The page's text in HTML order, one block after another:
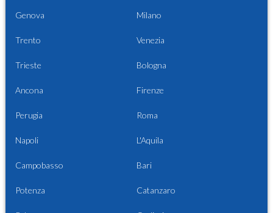
Genova Milano
Trento Venezia
Trieste Bologna
Ancona Firenze
Perugia Roma
Napoli L'Aquila
Campobasso Bari
Potenza Catanzaro